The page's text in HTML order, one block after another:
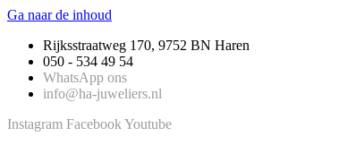
Ga naar de inhoud
Rijksstraatweg 170, 9752 BN Haren
050 - 534 49 54
WhatsApp ons
info@ha-juweliers.nl
Instagram Facebook Youtube